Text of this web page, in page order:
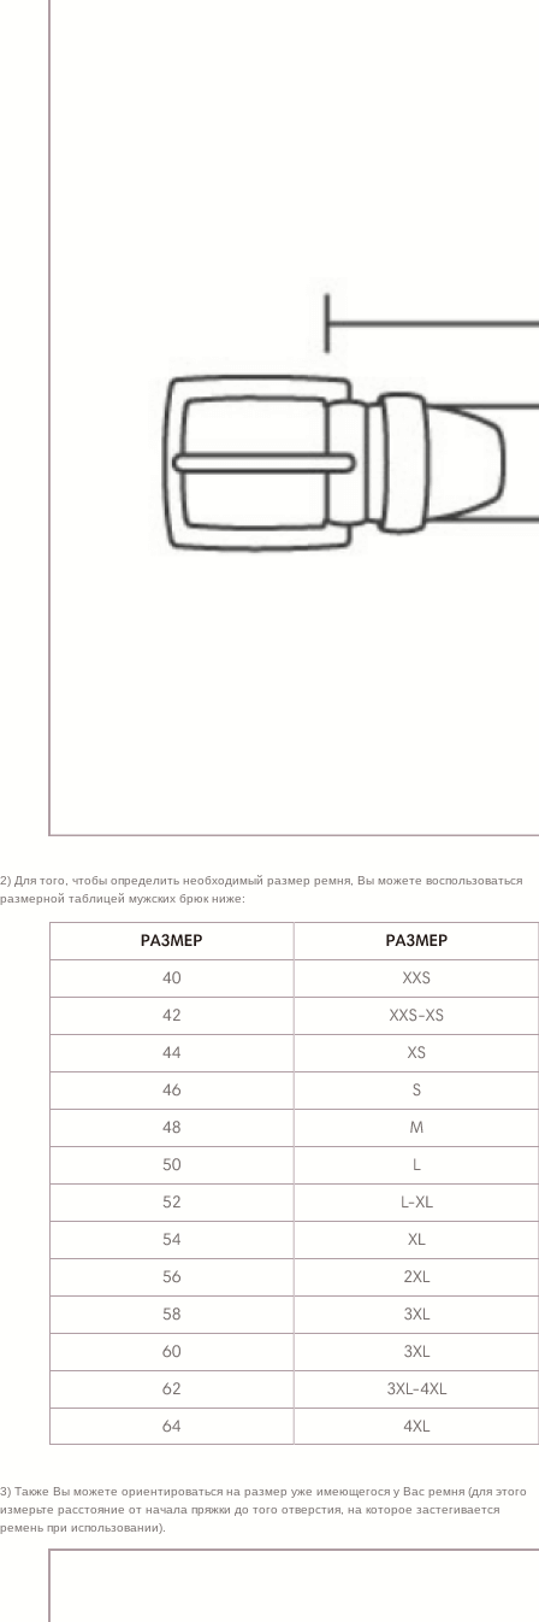
2) Для того, чтобы определить необходимый размер ремня, Вы можете воспользоваться
размерной таблицей мужских брюк ниже:
3) Также Вы можете ориентироваться на размер уже имеющегося у Вас ремня (для этого
измерьте расстояние от начала пряжки до того отверстия, на которое застегивается
ремень при использовании).